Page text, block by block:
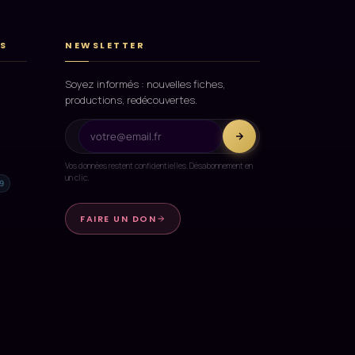
NEWSLETTER
Soyez informés : nouvelles fiches,
productions, redécouvertes.
Vos données restent confidentielles. Désabonnement en
un clic.
FAIRE UN DON